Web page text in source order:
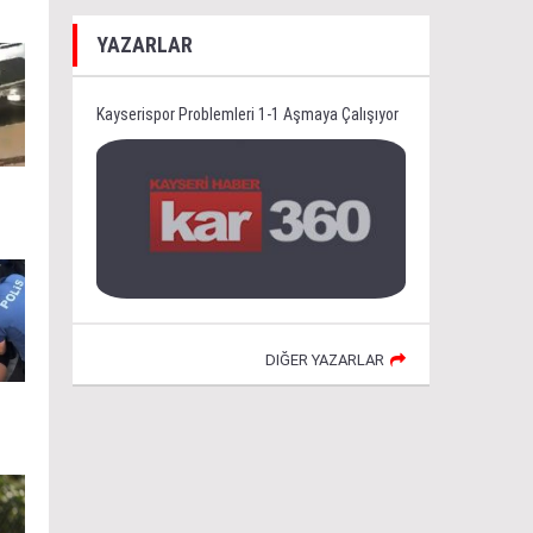
YAZARLAR
Kayserispor Problemleri 1-1 Aşmaya Çalışıyor
DIĞER YAZARLAR